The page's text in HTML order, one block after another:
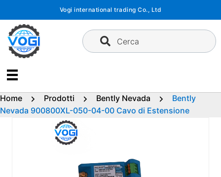
contenuto
Vogi international trading Co., Ltd
Cerca
Home Prodotti Bently Nevada
Bently
Nevada 900800XL-050-04-00 Cavo di Estensione